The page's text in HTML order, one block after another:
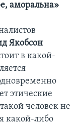
аморальна»
Якобсон
в какой-
этические
человек не
какой-либо